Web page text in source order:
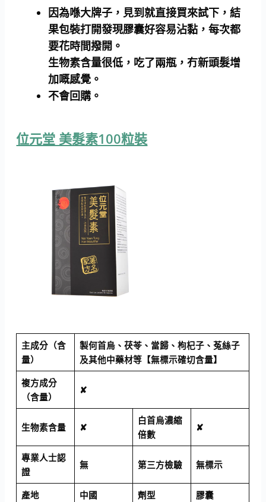
因為喺大牌子，見到就直接買來試下，結
果包裝打開發現膠囊好容易沾黏，每次都
要花時間撥開。
生物素含量很低，吃了兩瓶，冇新頭髮增
加嘅感覺。
不會回購。
位元堂 美髮素100粒裝
主成分（含
量）
製何首烏、茯苓、當歸、枸杞子、菟絲子
及其他中藥材等【無標示確切含量】
複方成分
（含量）
✘
生物素含量 ✘
白首烏濃縮
倍數
✘
專業人士認
證
無 第三方檢驗 無標示
產地 中國 劑型
膠囊